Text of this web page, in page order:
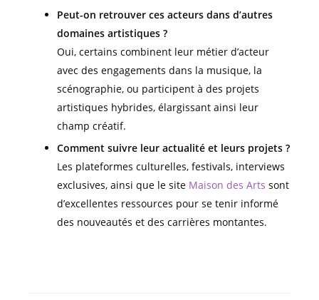
Peut-on retrouver ces acteurs dans d’autres
domaines artistiques ?
Oui, certains combinent leur métier d’acteur
avec des engagements dans la musique, la
scénographie, ou participent à des projets
artistiques hybrides, élargissant ainsi leur
champ créatif.
Comment suivre leur actualité et leurs projets ?
Les plateformes culturelles, festivals, interviews
exclusives, ainsi que le site Maison des Arts sont
d’excellentes ressources pour se tenir informé
des nouveautés et des carrières montantes.